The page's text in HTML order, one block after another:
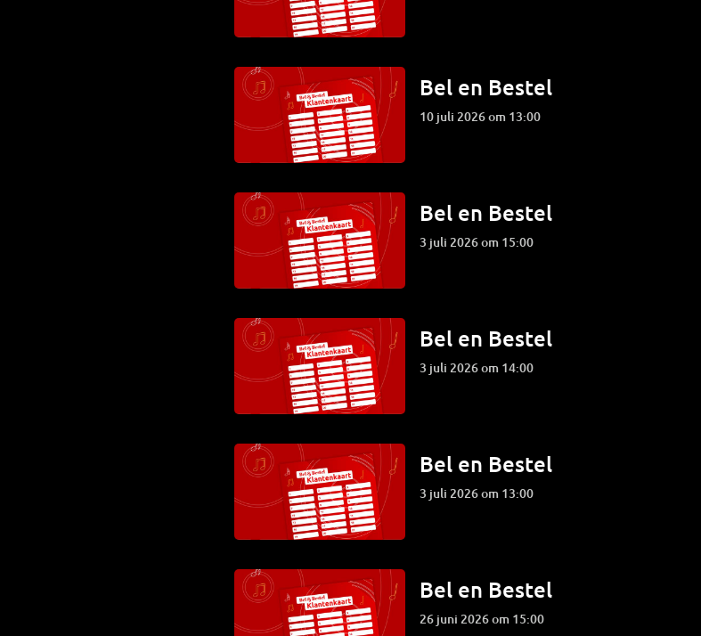
Bel en Bestel
10 juli 2026 om 13:00
Bel en Bestel
3 juli 2026 om 15:00
Bel en Bestel
3 juli 2026 om 14:00
Bel en Bestel
3 juli 2026 om 13:00
Bel en Bestel
26 juni 2026 om 15:00